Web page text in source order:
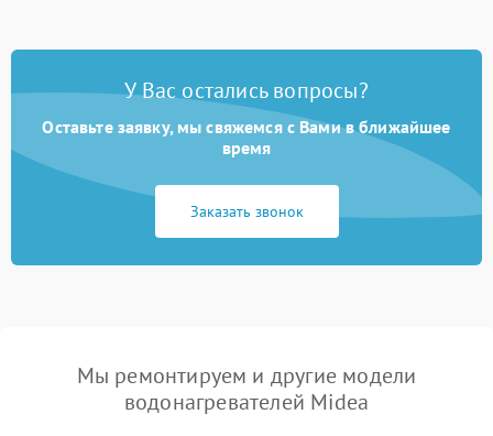
У Вас остались вопросы?
Оставьте заявку, мы свяжемся с Вами в ближайшее
время
Заказать звонок
Мы ремонтируем и другие модели
водонагревателей Midea